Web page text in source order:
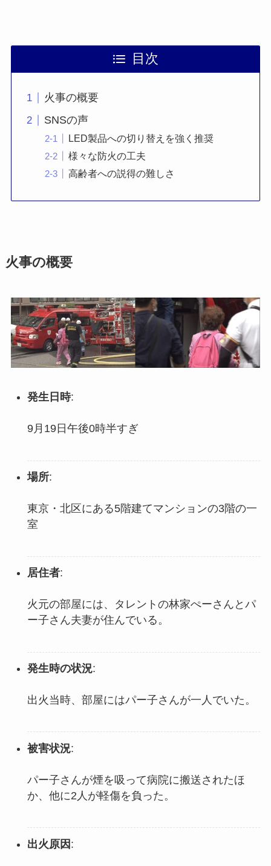
目次
火事の概要
SNSの声
LED製品への切り替えを強く推奨
様々な防火の工夫
高齢者への説得の難しさ
火事の概要
発生日時:
9月19日午後0時半すぎ
場所:
東京・北区にある5階建てマンションの3階の一
室
居住者:
火元の部屋には、タレントの林家ぺーさんとパ
ー子さん夫妻が住んでいる。
発生時の状況:
出火当時、部屋にはパー子さんが一人でいた。
被害状況:
パー子さんが煙を吸って病院に搬送されたほ
か、他に2人が軽傷を負った。
出火原因 :